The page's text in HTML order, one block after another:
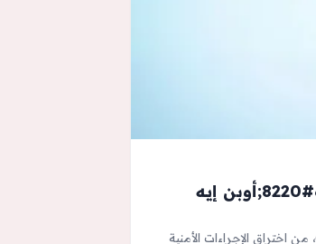
نسخة ذكاء اصطناعي جديدة تخترق حصون &#8220;أوبن إيه
تمكنت نسخة جديدة من الذكاء الاصطناعي، تطورها شركة OpenAI، من اختراق الإجراءات الأمنية